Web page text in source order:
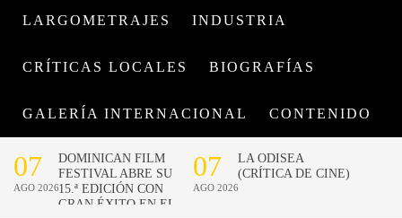
LARGOMETRAJES INDUSTRIA
CRÍTICAS LOCALES BIOGRAFÍAS
GALERÍA INTERNACIONAL CONTENIDO